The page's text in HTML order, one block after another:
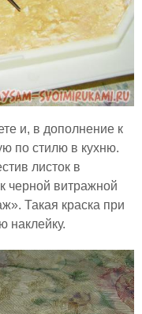
и, в дополнение к
по стилю в кухню.
листок в
черной витражной
Такая краска при
наклейку.